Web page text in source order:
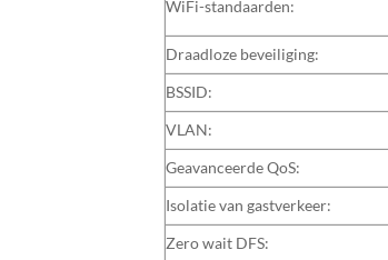
WiFi-standaarden:
Draadloze beveiliging:
BSSID:
VLAN:
Geavanceerde QoS:
Isolatie van gastverkeer:
Zero wait DFS: